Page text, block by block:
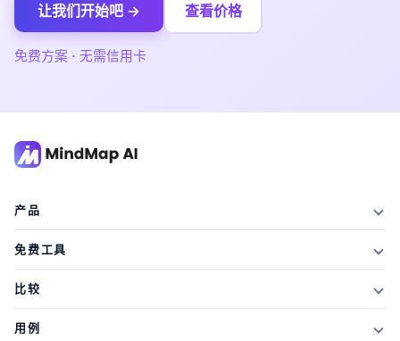
让我们开始吧 → 查看价格
免费方案 · 无需信用卡
产品
特征
方案及价格
推荐奖励
免费工具
AI摘要器
文章摘要器
比较
对阵 Xmind
用例